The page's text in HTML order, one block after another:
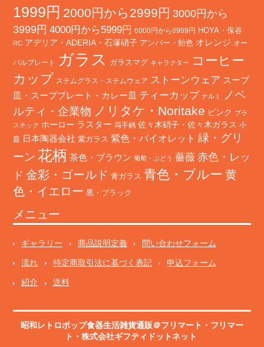
1999円 2000円から2999円 3000円から
3999円 4000円から5999円 6000円から8999円 HOYA・保谷
RC アデリア・ADERIA・石塚硝子 アンバー・飴色 オレンジ オー
バルプレート ガラス ガラスマグ キャラクター
コーヒー
カップ ステムグラス・ステムウェア ストーンウェア スープ
皿・スーププレート・カレー皿 ティーカップ ナルミ
ノベ
ルティ・企業物 ノリタケ・Noritake ピンク プラ
スチック ホーロー ラスター 両手鍋 佐々木硝子・佐々木ガラス 小
皿
日本陶器会社 紫ガラス 紫色・バイオレット 緑・グリ
ーン 花柄 茶色・ブラウン 葡萄・ぶどう 薔薇 赤色・レッ
ド 金彩・ゴールド 青ガラス 青色・ブルー 黄
色・イエロー 黒・ブラック
メニュー
ギャラリー 商品説明定義 問い合わせフォーム
流れ 特定商取引法に基づく表記 申込フォーム
紹介 送料
昭和レトロポップ食器生活雑貨通販＠フリマート ・ フリマー
ト ・株式会社ギフティドットネット